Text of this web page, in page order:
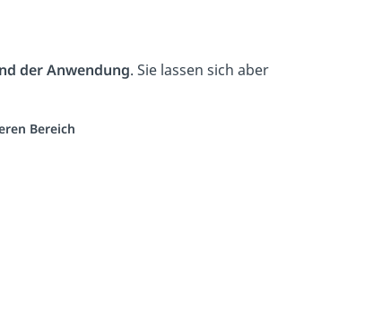
der Anwendung. Sie lassen sich aber
Bereich